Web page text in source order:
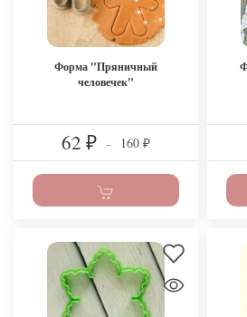
Форма "Пряничный
человечек"
62 ₽ – 160 ₽